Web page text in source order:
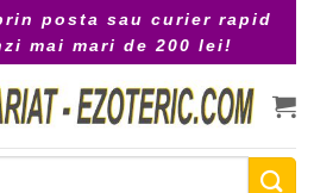
posta sau curier rapid
mai mari de 200 lei!